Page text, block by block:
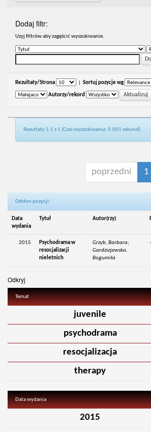
Dodaj filtr:
Uzyj filtrów aby zagęścić wyszukiwanie.
Rezultaty/Strona Sortuj pozycje wg
Autorzy/rekord
Rezultaty 1-1 z 1 (Czas wyszukiwania: 0.001 sekund).
poprzedni 1
Odsłon pozycji:
Data
wydania
Tytuł Autor(rzy)
2015
Psychodrama w
resocjalizacji
nieletnich
Grzyb, Barbara;
Gardziejewska,
Bogumiła
-
Odkryj
Temat
juvenile
psychodrama
resocjalizacja
therapy
Data wydania
2015